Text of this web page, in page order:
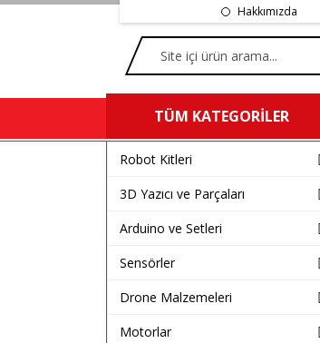
Hakkımızda
TÜM KATEGORİLER
Robot Kitleri
3D Yazıcı ve Parçaları
Arduino ve Setleri
Sensörler
Drone Malzemeleri
Motorlar